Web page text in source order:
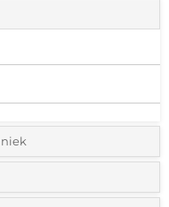
logo: